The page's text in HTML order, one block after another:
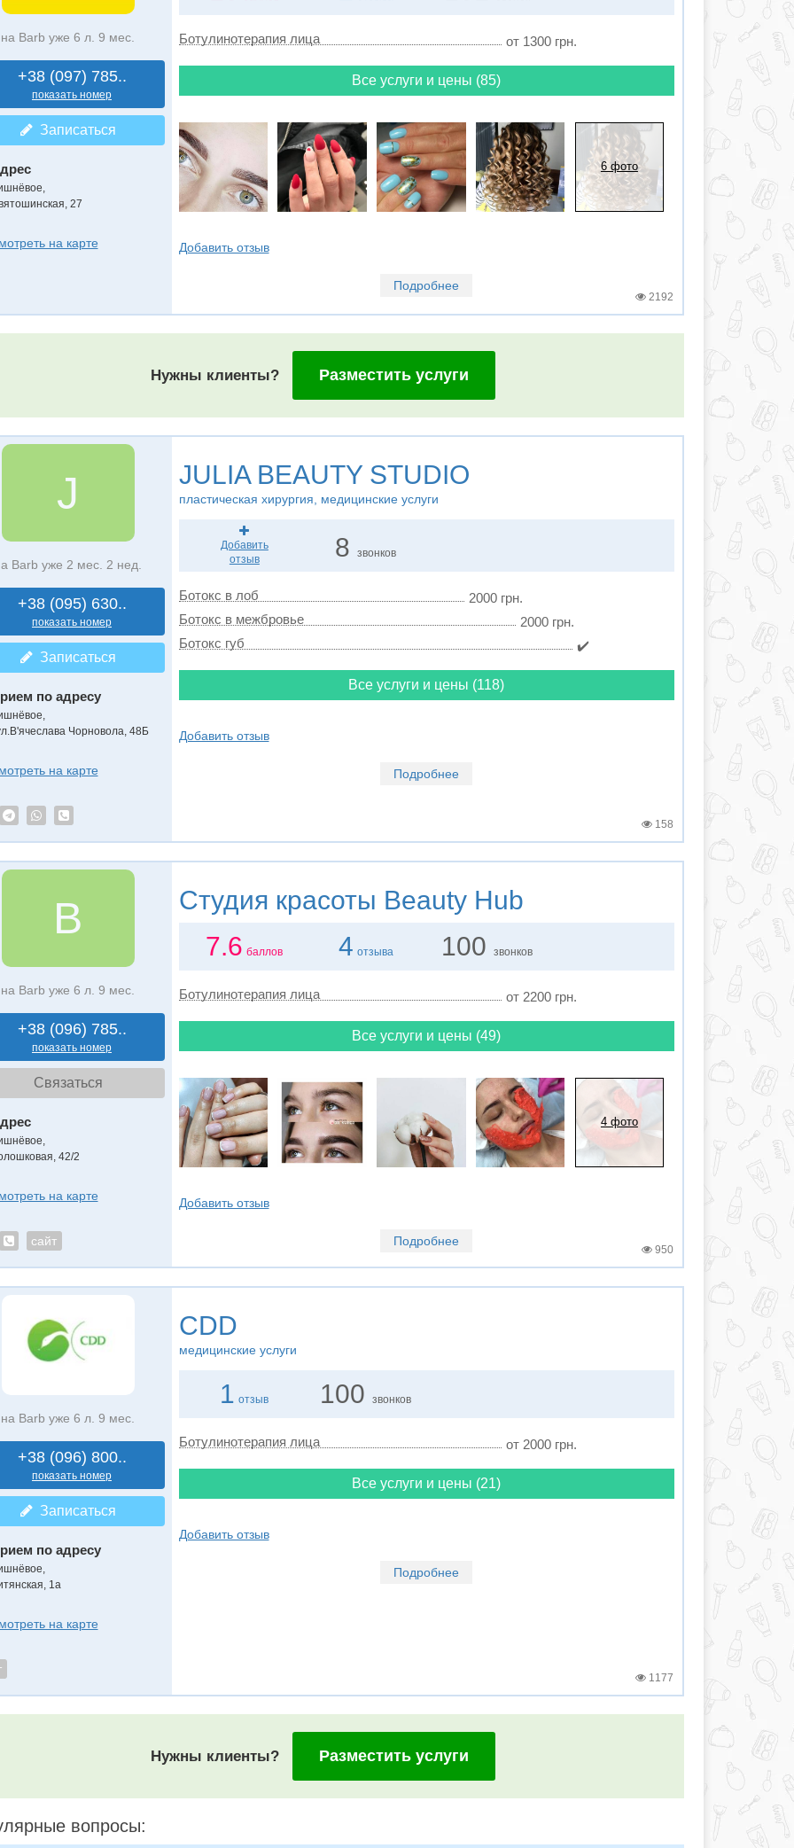
на Barb уже 6 л. 9 мес.
+38 (097) 785..
показать номер
Записаться
27
на карте
Ботулинотерапия лица от 1300 грн.
Все услуги и цены (85)
6 фото
Добавить отзыв
Подробнее
2192
Нужны клиенты? Разместить услуги
J
Barb уже 2 мес. 2 нед.
+38 (095) 630..
показать номер
Записаться
по адресу
Чорновола, 48Б
на карте
JULIA BEAUTY STUDIO
пластическая хирургия, медицинские услуги
Добавить
отзыв
8звонков
Ботокс в лоб
2000 грн.
Ботокс в межбровье
2000 грн.
Ботокс губ
✔️
Все услуги и цены (118)
Добавить отзыв
Подробнее
158
B
на Barb уже 6 л. 9 мес.
+38 (096) 785..
показать номер
Связаться
,
42/2
на карте
сайт
Студия красоты Beauty Hub
7.6 баллов 4 отзыва 100 звонков
Ботулинотерапия лица от 2200 грн.
Все услуги и цены (49)
4 фото
Добавить отзыв
Подробнее
950
на Barb уже 6 л. 9 мес.
+38 (096) 800..
показать номер
Записаться
по адресу
1а
на карте
CDD
медицинские услуги
1 отзыв 100звонков
Ботулинотерапия лица от 2000 грн.
Все услуги и цены (21)
Добавить отзыв
Подробнее
1177
Нужны клиенты? Разместить услуги
вопросы: